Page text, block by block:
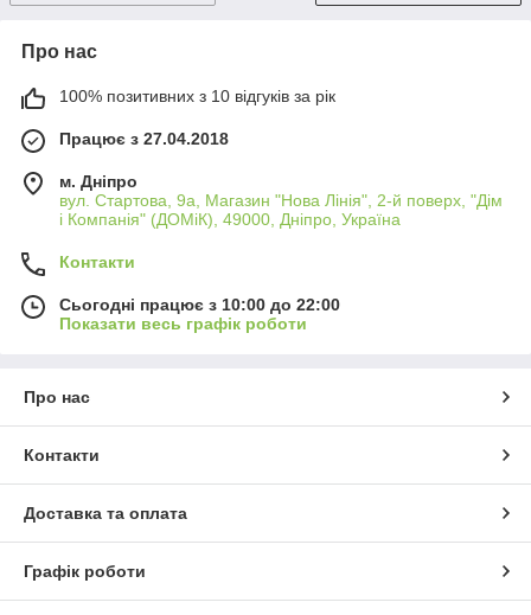
Про нас
100% позитивних з 10 відгуків за рік
Працює з 27.04.2018
м. Дніпро
вул. Стартова, 9а, Магазин "Нова Лінія", 2-й поверх, "Дім
і Компанія" (ДОМіК), 49000, Дніпро, Україна
Контакти
Сьогодні працює з 10:00 до 22:00
Показати весь графік роботи
Про нас
Контакти
Доставка та оплата
Графік роботи